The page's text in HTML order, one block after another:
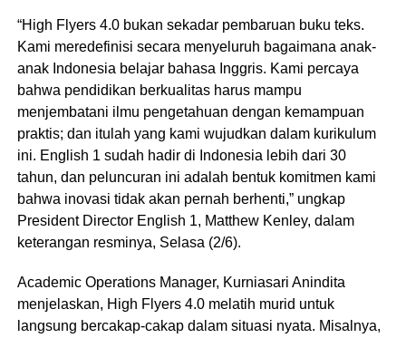
“High Flyers 4.0 bukan sekadar pembaruan buku teks.
Kami meredefinisi secara menyeluruh bagaimana anak-
anak Indonesia belajar bahasa Inggris. Kami percaya
bahwa pendidikan berkualitas harus mampu
menjembatani ilmu pengetahuan dengan kemampuan
praktis; dan itulah yang kami wujudkan dalam kurikulum
ini. English 1 sudah hadir di Indonesia lebih dari 30
tahun, dan peluncuran ini adalah bentuk komitmen kami
bahwa inovasi tidak akan pernah berhenti,” ungkap
President Director English 1, Matthew Kenley, dalam
keterangan resminya, Selasa (2/6).
Academic Operations Manager, Kurniasari Anindita
menjelaskan, High Flyers 4.0 melatih murid untuk
langsung bercakap-cakap dalam situasi nyata. Misalnya,